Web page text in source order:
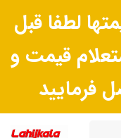
لطفا قبل
قیمت و
فرمایید